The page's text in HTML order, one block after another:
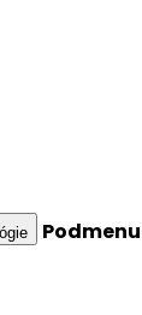
Podmenu